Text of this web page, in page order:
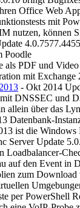
Office Web
mit
nutzen, können
Poodle
als PDF und
mit
- Okt 2014
DNSSEC und
allein über das
Datenbank-
ist die Windows
Server Update
Loadbalancer-
auf den Event in
zum Download
per PowerShell